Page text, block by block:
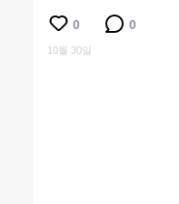
0 0
10월 30일